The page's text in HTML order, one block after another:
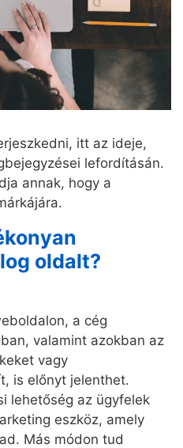
itt az ideje,
lefordításán.
annak, hogy a
oldalt?
a cég
valamint azokban az
vagy
is előnyt jelenthet.
lehetőség az ügyfelek
eszköz, amely
Más módon tud